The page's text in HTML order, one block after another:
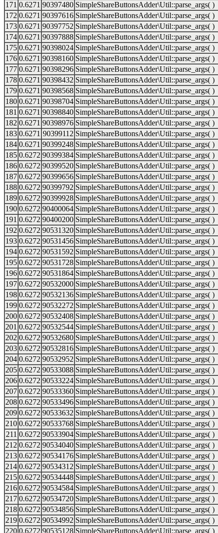
171 0.6271 90397480 SimpleShareButtonsAdder\Util::parse_args( )
172 0.6271 90397616 SimpleShareButtonsAdder\Util::parse_args( )
173 0.6271 90397752 SimpleShareButtonsAdder\Util::parse_args( )
174 0.6271 90397888 SimpleShareButtonsAdder\Util::parse_args( )
175 0.6271 90398024 SimpleShareButtonsAdder\Util::parse_args( )
176 0.6271 90398160 SimpleShareButtonsAdder\Util::parse_args( )
177 0.6271 90398296 SimpleShareButtonsAdder\Util::parse_args( )
178 0.6271 90398432 SimpleShareButtonsAdder\Util::parse_args( )
179 0.6271 90398568 SimpleShareButtonsAdder\Util::parse_args( )
180 0.6271 90398704 SimpleShareButtonsAdder\Util::parse_args( )
181 0.6271 90398840 SimpleShareButtonsAdder\Util::parse_args( )
182 0.6271 90398976 SimpleShareButtonsAdder\Util::parse_args( )
183 0.6271 90399112 SimpleShareButtonsAdder\Util::parse_args( )
184 0.6271 90399248 SimpleShareButtonsAdder\Util::parse_args( )
185 0.6272 90399384 SimpleShareButtonsAdder\Util::parse_args( )
186 0.6272 90399520 SimpleShareButtonsAdder\Util::parse_args( )
187 0.6272 90399656 SimpleShareButtonsAdder\Util::parse_args( )
188 0.6272 90399792 SimpleShareButtonsAdder\Util::parse_args( )
189 0.6272 90399928 SimpleShareButtonsAdder\Util::parse_args( )
190 0.6272 90400064 SimpleShareButtonsAdder\Util::parse_args( )
191 0.6272 90400200 SimpleShareButtonsAdder\Util::parse_args( )
192 0.6272 90531320 SimpleShareButtonsAdder\Util::parse_args( )
193 0.6272 90531456 SimpleShareButtonsAdder\Util::parse_args( )
194 0.6272 90531592 SimpleShareButtonsAdder\Util::parse_args( )
195 0.6272 90531728 SimpleShareButtonsAdder\Util::parse_args( )
196 0.6272 90531864 SimpleShareButtonsAdder\Util::parse_args( )
197 0.6272 90532000 SimpleShareButtonsAdder\Util::parse_args( )
198 0.6272 90532136 SimpleShareButtonsAdder\Util::parse_args( )
199 0.6272 90532272 SimpleShareButtonsAdder\Util::parse_args( )
200 0.6272 90532408 SimpleShareButtonsAdder\Util::parse_args( )
201 0.6272 90532544 SimpleShareButtonsAdder\Util::parse_args( )
202 0.6272 90532680 SimpleShareButtonsAdder\Util::parse_args( )
203 0.6272 90532816 SimpleShareButtonsAdder\Util::parse_args( )
204 0.6272 90532952 SimpleShareButtonsAdder\Util::parse_args( )
205 0.6272 90533088 SimpleShareButtonsAdder\Util::parse_args( )
206 0.6272 90533224 SimpleShareButtonsAdder\Util::parse_args( )
207 0.6272 90533360 SimpleShareButtonsAdder\Util::parse_args( )
208 0.6272 90533496 SimpleShareButtonsAdder\Util::parse_args( )
209 0.6272 90533632 SimpleShareButtonsAdder\Util::parse_args( )
210 0.6272 90533768 SimpleShareButtonsAdder\Util::parse_args( )
211 0.6272 90533904 SimpleShareButtonsAdder\Util::parse_args( )
212 0.6272 90534040 SimpleShareButtonsAdder\Util::parse_args( )
213 0.6272 90534176 SimpleShareButtonsAdder\Util::parse_args( )
214 0.6272 90534312 SimpleShareButtonsAdder\Util::parse_args( )
215 0.6272 90534448 SimpleShareButtonsAdder\Util::parse_args( )
216 0.6272 90534584 SimpleShareButtonsAdder\Util::parse_args( )
217 0.6272 90534720 SimpleShareButtonsAdder\Util::parse_args( )
218 0.6272 90534856 SimpleShareButtonsAdder\Util::parse_args( )
219 0.6272 90534992 SimpleShareButtonsAdder\Util::parse_args( )
220 0.6272 90535128 SimpleShareButtonsAdder\Util::parse_args( )